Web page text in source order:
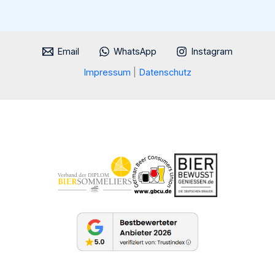
Email WhatsApp
Instagram
Impressum
Datenschutz